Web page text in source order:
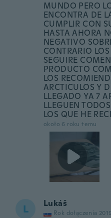
MUNDO PERO
ENCONTRA DE
CUMPLIR CON
HASTA AHORA
NEGATIVO
CONTRARIO
SEGUIRE
PRODUCTO
LOS
ARCTICULOS Y
LLEGADO YA 7
LLEGUEN
LOS QUE HE
około 6 roku temu
L Lukáš
Rok dołączenia 2019